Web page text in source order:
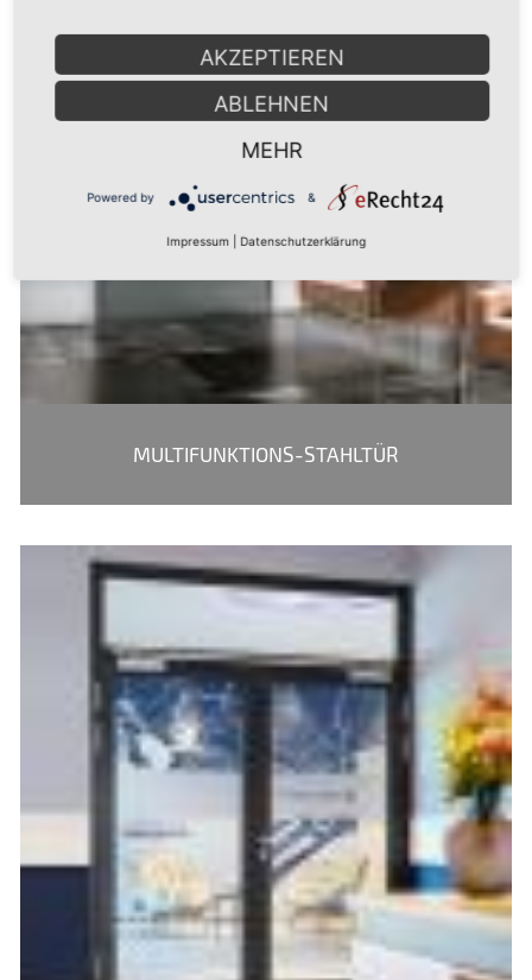
MULTIFUNKTIONS-STAHLTÜR
AKZEPTIEREN
ABLEHNEN
MEHR
Powered by &
Impressum Datenschutzerklärung